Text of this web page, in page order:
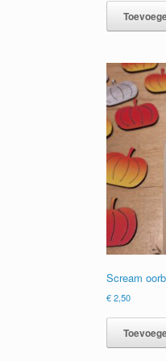
Scream
€2,50